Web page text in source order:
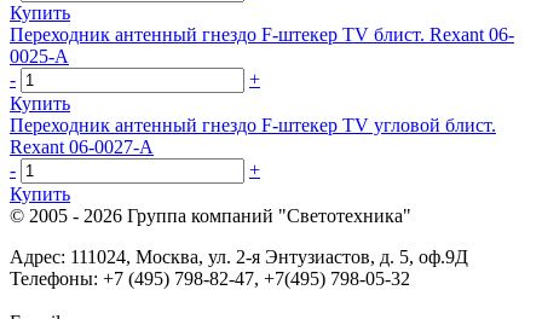
Купить
Переходник антенный гнездо F-штекер TV блист. Rexant 06-
0025-A
-
+
Купить
Переходник антенный гнездо F-штекер TV угловой блист.
Rexant 06-0027-A
-
+
Купить
© 2005 - 2026 Группа компаний "Светотехника"
Адрес: 111024, Москва, ул. 2-я Энтузиастов, д. 5, оф.9Д
Телефоны: +7 (495) 798-82-47, +7(495) 798-05-32